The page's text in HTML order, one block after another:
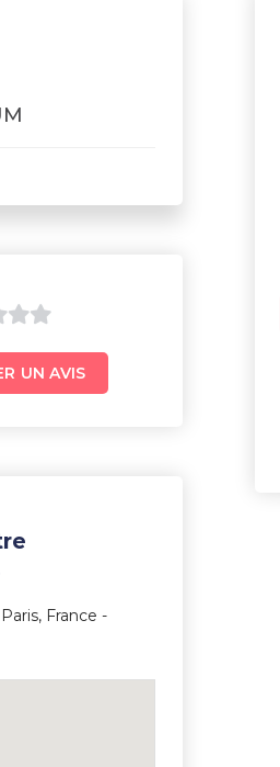
UN AVIS
France -